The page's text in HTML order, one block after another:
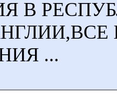
В
...